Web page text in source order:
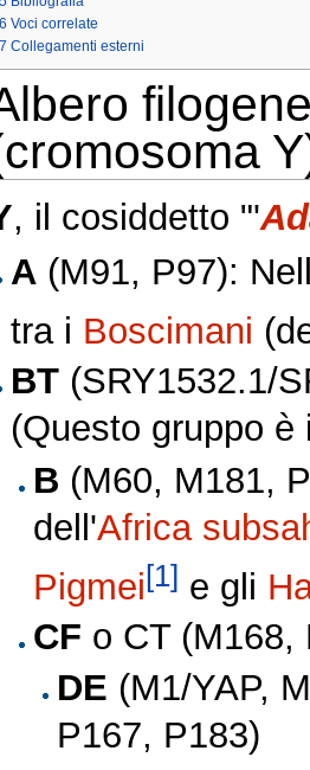
6 Voci correlate
7 Collegamenti esterni
, il cosiddetto "'
A (M91, P97):
tra i Boscimani
BT (SRY1532.1/
(Questo gruppo
B (M60, M181,
dell'Africa
Pigmei[1] e gli
CF o CT (M168,
DE (M1/YAP,
P167, P183)